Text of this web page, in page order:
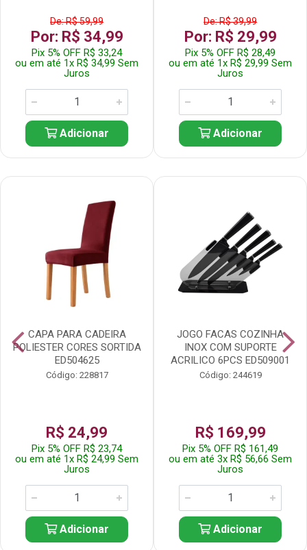
De: R$ 59,99
Por: R$ 34,99
Pix 5% OFF R$ 33,24
ou em até 1x R$ 34,99 Sem
Juros
Adicionar
De: R$ 39,99
Por: R$ 29,99
Pix 5% OFF R$ 28,49
ou em até 1x R$ 29,99 Sem
Juros
Adicionar
CAPA PARA CADEIRA
POLIESTER CORES SORTIDA
ED504625
Código: 228817
R$ 24,99
Pix 5% OFF R$ 23,74
ou em até 1x R$ 24,99 Sem
Juros
Adicionar
JOGO FACAS COZINHA
INOX COM SUPORTE
ACRILICO 6PCS ED509001
Código: 244619
R$ 169,99
Pix 5% OFF R$ 161,49
ou em até 3x R$ 56,66 Sem
Juros
Adicionar